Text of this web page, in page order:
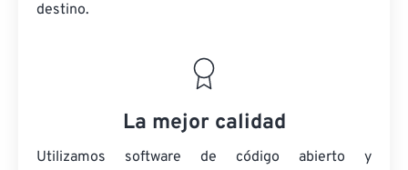
destino.
La mejor calidad
Utilizamos software de código abierto y